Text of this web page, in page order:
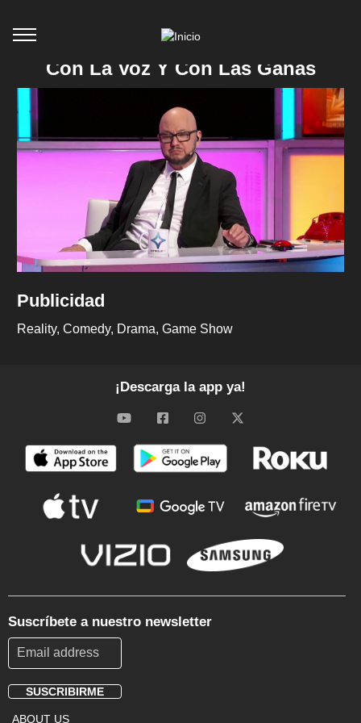
Con La Voz Y Con Las Ganas
Publicidad
Reality Comedy Drama Game Show
¡Descarga la app ya!
Suscríbete a nuestro newsletter
SUSCRIBIRME
ABOUT US